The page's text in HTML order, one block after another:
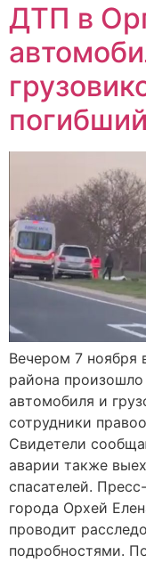
ДТП в
погибший
Вечером 7 ноября
района произошло
автомобиля и
сотрудники
Свидетели
аварии также
спасателей.
города Орхей
проводит
подробностями.